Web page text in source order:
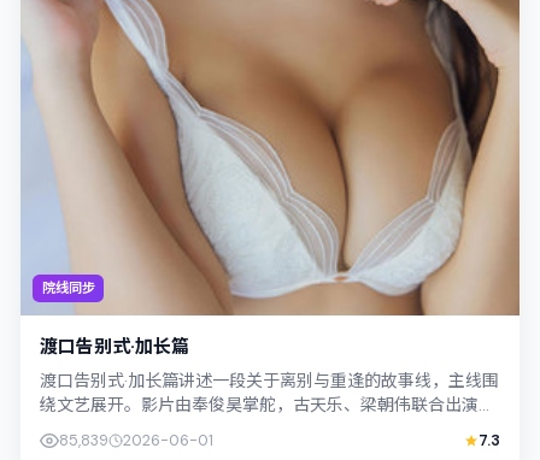
院线同步
渡口告别式·加长篇
渡口告别式·加长篇讲述一段关于离别与重逢的故事线，主线围
绕文艺展开。影片由奉俊昊掌舵，古天乐、梁朝伟联合出演；
外景与中国香港的城市纹理紧密结合，...
85,839 2026-06-01 7.3